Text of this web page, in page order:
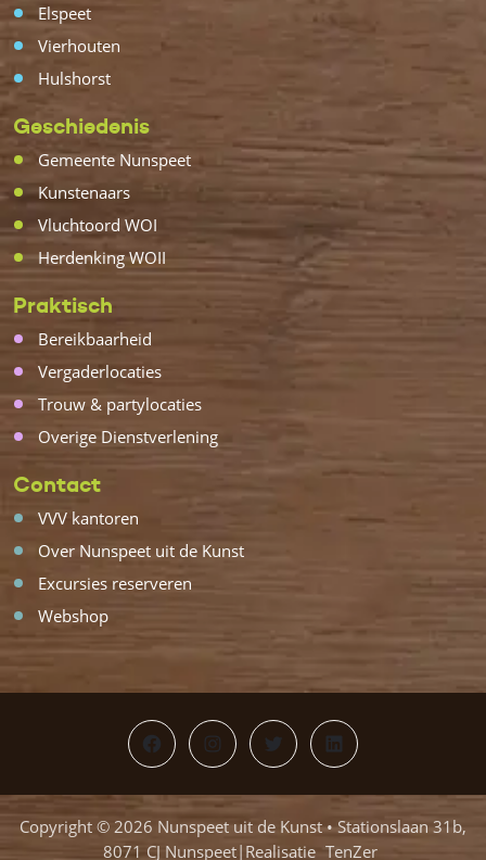
Elspeet
Vierhouten
Hulshorst
Geschiedenis
Gemeente Nunspeet
Kunstenaars
Vluchtoord WOI
Herdenking WOII
Praktisch
Bereikbaarheid
Vergaderlocaties
Trouw & partylocaties
Overige Dienstverlening
Contact
VVV kantoren
Over Nunspeet uit de Kunst
Excursies reserveren
Webshop
FacebookInstagram
TwitterLinkedIn
Copyright © 2026 Nunspeet uit de Kunst • Stationslaan 31b,
8071 CJ Nunspeet|Realisatie TenZer